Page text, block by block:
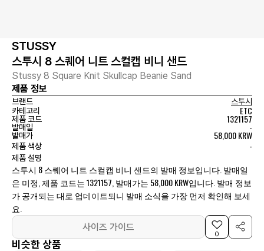
STUSSY
스투시 8 스퀘어 니트 스컬캡 비니 샌드
Stussy 8 Square Knit Skullcap Beanie Sand
제품 정보
브랜드
스투시
카테고리
ETC
제품 코드 1321157
발매일 -
발매가 58,000 KRW
제품 색상 -
제품 설명
스투시 8 스퀘어 니트 스컬캡 비니 샌드의 발매 정보입니다. 발매일
은 미정, 제품 코드는 1321157, 발매가는 58,000 KRW입니다. 발매 정보
가 공개되는 대로 업데이트되니 발매 소식을 가장 먼저 확인해 보세
요.
사이즈 가이드
0
비슷한 상품